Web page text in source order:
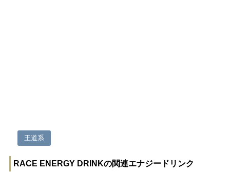
王道系
RACE ENERGY DRINKの関連エナジードリンク